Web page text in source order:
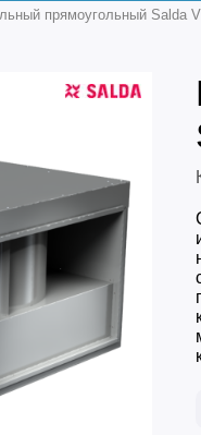
прямоугольный Salda